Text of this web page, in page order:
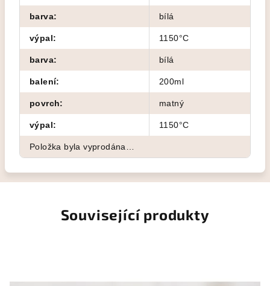
barva: bílá
výpal: 1150°C
barva: bílá
balení: 200ml
povrch: matný
výpal: 1150°C
Položka byla vyprodána…
Související produkty